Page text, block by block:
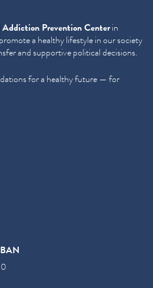
Prevention Centerin
a healthy lifestyle in our society
and supportive political decisions.
for a healthy future — for